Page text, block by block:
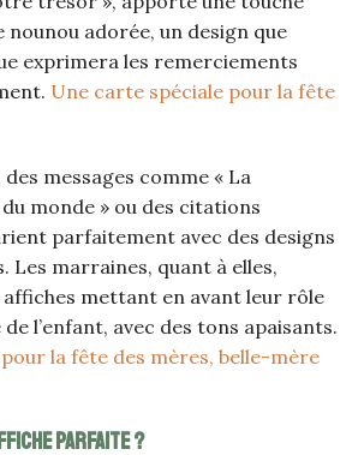
nounou adorée, un design que
exprimera les remerciements
Une carte spéciale pour la fête
messages comme « La
monde » ou des citations
parfaitement avec des designs
Les marraines, quant à elles,
mettant en avant leur rôle
l’enfant, avec des tons apaisants.
la fête des mères, belle-mère
parfaite ?